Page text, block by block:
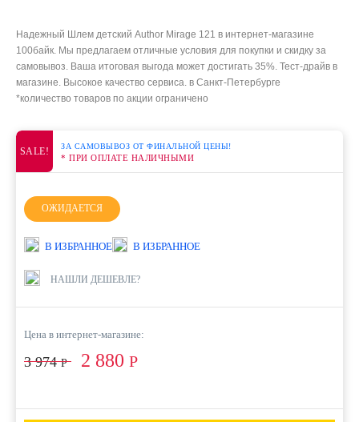
Надежный Шлем детский Author Mirage 121 в интернет-магазине
100байк. Мы предлагаем отличные условия для покупки и скидку за
самовывоз. Ваша итоговая выгода может достигать 35%. Тест-драйв в
магазине. Высокое качество сервиса. в Санкт-Петербурге
*количество товаров по акции ограничено
SALE! ЗА САМОВЫВОЗ ОТ ФИНАЛЬНОЙ ЦЕНЫ!
* ПРИ ОПЛАТЕ НАЛИЧНЫМИ
ОЖИДАЕТСЯ
В ИЗБРАННОЕ В ИЗБРАННОЕ
НАШЛИ ДЕШЕВЛЕ?
Цена в интернет-магазине:
3 974Р 2 880 Р